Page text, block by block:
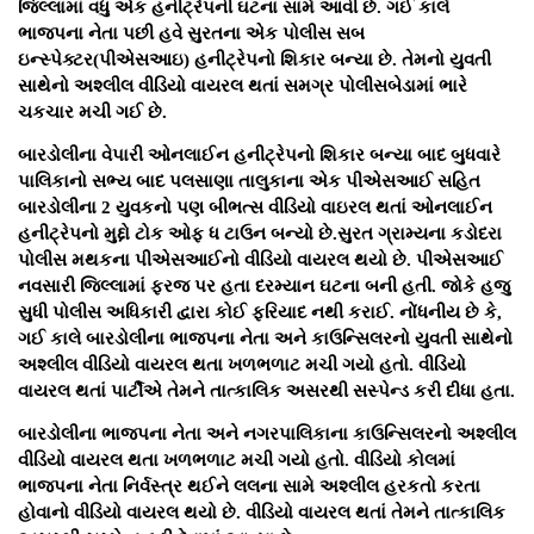
જિલ્લામાં વધુ એક હનીટ્રેપની ઘટના સામે આવી છે. ગઈ કાલે
ભાજપના નેતા પછી હવે સુરતના એક પોલીસ સબ
ઇન્સ્પેક્ટર(પીએસઆઇ) હનીટ્રેપનો શિકાર બન્યા છે. તેમનો યુવતી
સાથેનો અશ્લીલ વીડિયો વાયરલ થતાં સમગ્ર પોલીસબેડામાં ભારે
ચકચાર મચી ગઈ છે.
બારડોલીના વેપારી ઓનલાઈન હનીટ્રેપનો શિકાર બન્યા બાદ બુધવારે
પાલિકાનો સભ્ય બાદ પલસાણા તાલુકાના એક પીએસઆઈ સહિત
બારડોલીના 2 યુવકનો પણ બીભત્સ વીડિયો વાઇરલ થતાં ઓનલાઈન
હનીટ્રેપનો મુદ્દો ટોક ઓફ ધ ટાઉન બન્યો છે.સુરત ગ્રામ્યના કડોદરા
પોલીસ મથકના પીએસઆઈનો વીડિયો વાયરલ થયો છે. પીએસઆઈ
નવસારી જિલ્લામાં ફરજ પર હતા દરમ્યાન ઘટના બની હતી. જોકે હજુ
સુધી પોલીસ અધિકારી દ્વારા કોઈ ફરિયાદ નથી કરાઈ. નોંધનીય છે કે,
ગઈ કાલે બારડોલીના ભાજપના નેતા અને કાઉન્સિલરનો યુવતી સાથેનો
અશ્લીલ વીડિયો વાયરલ થતા ખળભળાટ મચી ગયો હતો. વીડિયો
વાયરલ થતાં પાર્ટીએ તેમને તાત્કાલિક અસરથી સસ્પેન્ડ કરી દીધા હતા.
બારડોલીના ભાજપના નેતા અને નગરપાલિકાના કાઉન્સિલરનો અશ્લીલ
વીડિયો વાયરલ થતા ખળભળાટ મચી ગયો હતો. વીડિયો કોલમાં
ભાજપના નેતા નિર્વસ્ત્ર થઈને લલના સામે અશ્લીલ હરકતો કરતા
હોવાનો વીડિયો વાયરલ થયો છે. વીડિયો વાયરલ થતાં તેમને તાત્કાલિક